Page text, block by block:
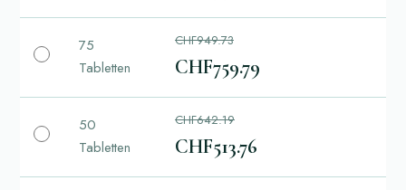
75
Tabletten
CHF949.73
CHF759.79
50
Tabletten
CHF642.19
CHF513.76